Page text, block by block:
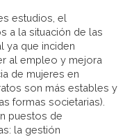
estudios, el
a la situación de las
ya que inciden
al empleo y mejora
de mujeres en
son más estables y
formas societarias).
puestos de
la gestión